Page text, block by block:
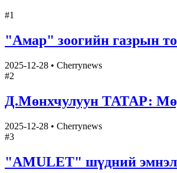
#1
"Амар" зоогийн газрын
2025-12-28 • Cherrynews
#2
Д.Мөнхчулуун ТАТАР:
2025-12-28 • Cherrynews
#3
"AMULET" шүдний